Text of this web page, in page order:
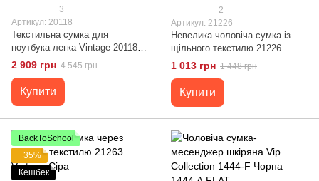
3
Артикул: 20118
Текстильна сумка для
ноутбука легка Vintage 20118
Коричнева
2 909 грн 4 545 грн
Купити
2
Артикул: 21226
Невелика чоловіча сумка із
щільного текстилю 21226
Vintage Коричнева
1 013 грн 1 448 грн
Купити
BackToSchool
−35%
Кешбек